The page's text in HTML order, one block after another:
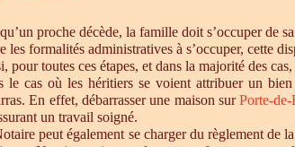
proche décède, la famille doit s’occuper de
les formalités administratives à s’occuper, cette
pour toutes ces étapes, et dans la majorité des
le cas où les héritiers se voient attribuer un
En effet, débarrasser une maison surPorte-
un travail soigné.
peut également se charger du règlement de